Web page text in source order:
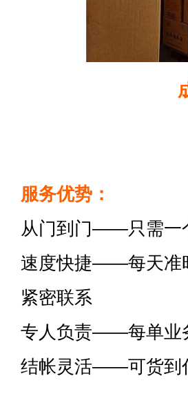
服务优势：
从门到门——只需一
速度快捷——每天准
紧密联系
专人负责——每单业
结帐灵活——可货到